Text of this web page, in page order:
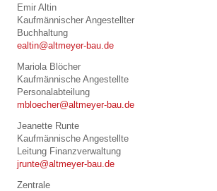
Emir Altin
Kaufmännischer Angestellter
Buchhaltung
ealtin@altmeyer-bau.de
Mariola Blöcher
Kaufmännische Angestellte
Personalabteilung
mbloecher@altmeyer-bau.de
Jeanette Runte
Kaufmännische Angestellte
Leitung Finanzverwaltung
jrunte@altmeyer-bau.de
Zentrale